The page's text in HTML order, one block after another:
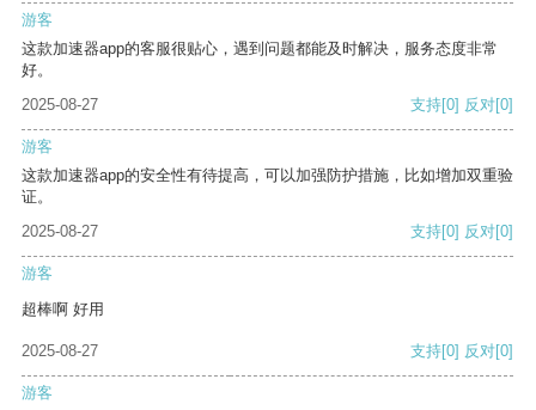
游客
这款加速器app的客服很贴心，遇到问题都能及时解决，服务态度非常
好。
2025-08-27
支持[0] 反对[0]
游客
这款加速器app的安全性有待提高，可以加强防护措施，比如增加双重验
证。
2025-08-27
支持[0] 反对[0]
游客
超棒啊 好用
2025-08-27 支持[0] 反对[0]
游客